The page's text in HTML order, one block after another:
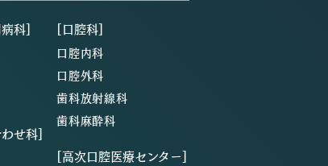
科]
せ科]
[口腔科]
口腔内科
口腔外科
歯科放射線科
歯科麻酔科
[高次口腔医療センター]